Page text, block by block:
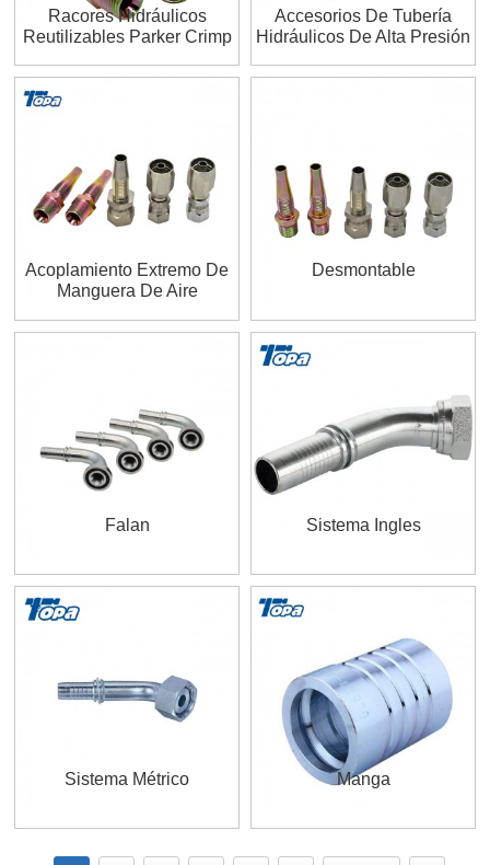
Racores Hidráulicos
Reutilizables Parker Crimp
Acoplamientos De Pezón
Europeos Para Tractores
Accesorios De Tubería
Hidráulicos De Alta Presión
100r7 100r5
Acoplamiento Extremo De
Manguera De Aire
Acero Inoxidable Home
Desmontable
Falan Sistema Ingles
Sistema Métrico Manga